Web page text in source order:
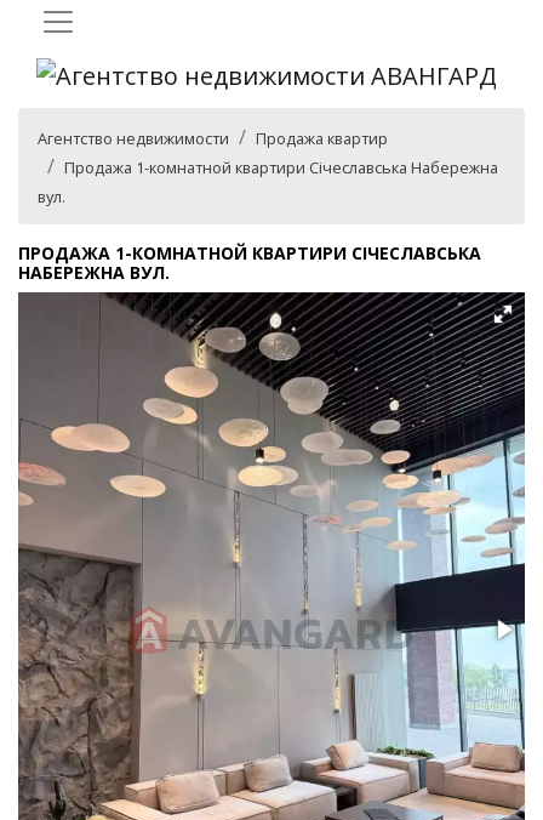
Агентство недвижимости
Продажа квартир
Продажа 1-комнатной квартири Січеславська Набережна
вул.
ПРОДАЖА 1-КОМНАТНОЙ КВАРТИРИ СІЧЕСЛАВСЬКА
НАБЕРЕЖНА ВУЛ.